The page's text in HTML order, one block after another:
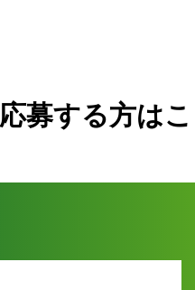
募する方はこ